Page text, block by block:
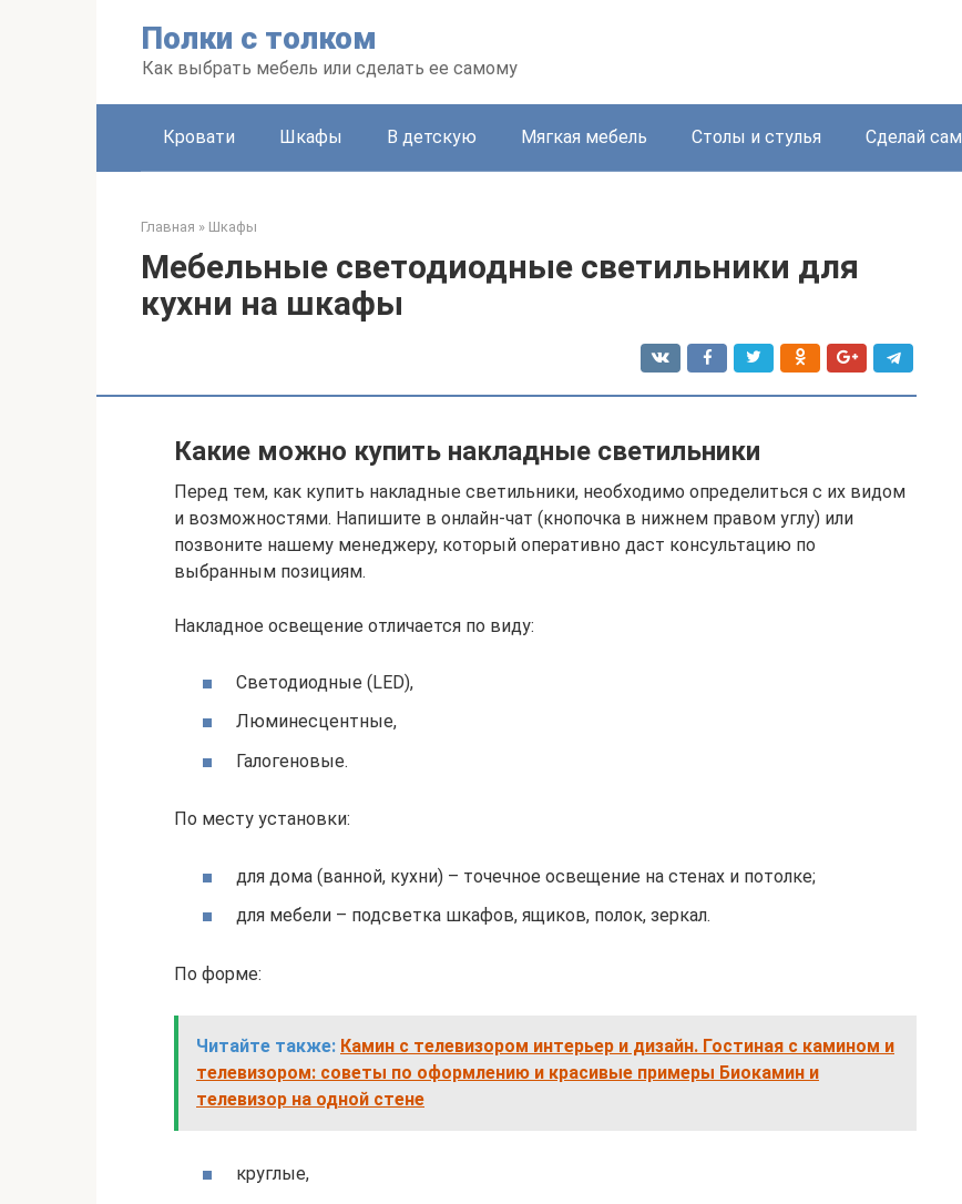
Полки с толком
Как выбрать мебель или сделать ее самому
Кровати Шкафы В детскую Мягкая мебель Столы и стулья Сделай сам
Главная » Шкафы
Мебельные светодиодные светильники для
кухни на шкафы
Какие можно купить накладные светильники
Перед тем, как купить накладные светильники, необходимо определиться с их видом
и возможностями. Напишите в онлайн-чат (кнопочка в нижнем правом углу) или
позвоните нашему менеджеру, который оперативно даст консультацию по
выбранным позициям.
Накладное освещение отличается по виду:
Светодиодные (LED),
Люминесцентные,
Галогеновые.
По месту установки:
для дома (ванной, кухни) – точечное освещение на стенах и потолке;
для мебели – подсветка шкафов, ящиков, полок, зеркал.
По форме:
Читайте также: Камин с телевизором интерьер и дизайн. Гостиная с камином и
телевизором: советы по оформлению и красивые примеры Биокамин и
телевизор на одной стене
круглые,